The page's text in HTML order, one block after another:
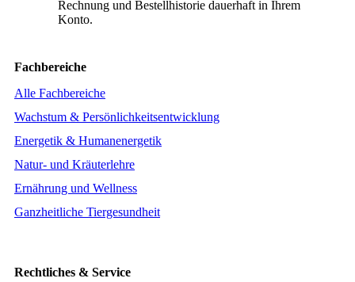
Rechnung und Bestellhistorie dauerhaft in Ihrem
Konto.
Fachbereiche
Alle Fachbereiche
Wachstum & Persönlichkeitsentwicklung
Energetik & Humanenergetik
Natur- und Kräuterlehre
Ernährung und Wellness
Ganzheitliche Tiergesundheit
Rechtliches & Service